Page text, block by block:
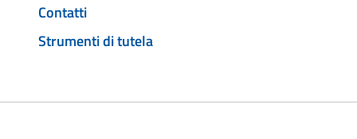
Contatti
Strumenti di tutela